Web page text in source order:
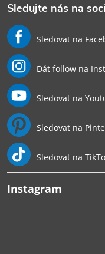
Sledujte nás na
Sledovat na
Dát follow na
Sledovat na
Sledovat na
Sledovat na
Instagram